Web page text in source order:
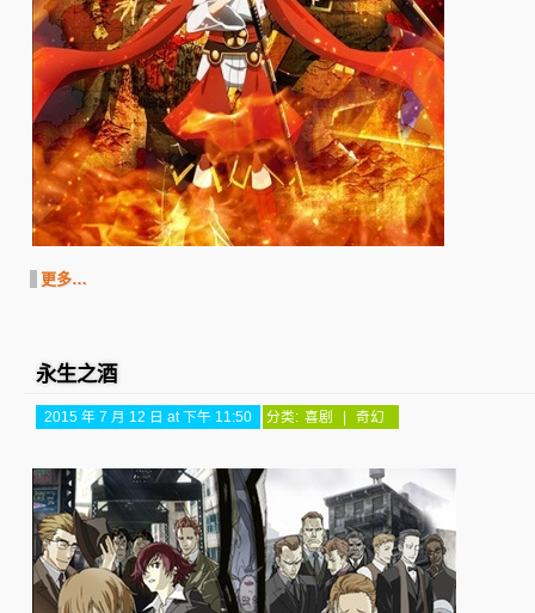
更多…
永生之酒
2015 年 7 月 12 日 at 下午 11:50 分类: 喜剧 | 奇幻